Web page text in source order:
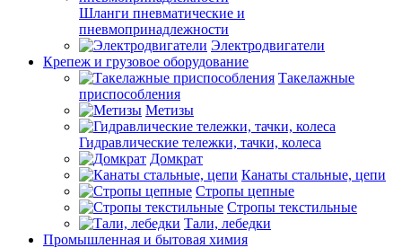
Шланги пневматические и
пневмопринадлежности
Электродвигатели
Крепеж и грузовое оборудование
Такелажные
приспособления
Метизы
Гидравлические тележки, тачки, колеса
Домкрат
Канаты стальные, цепи
Стропы цепные
Стропы текстильные
Тали, лебедки
Промышленная и бытовая химия